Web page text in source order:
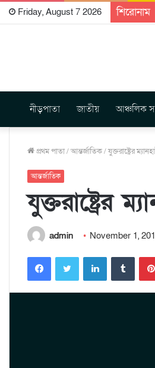
Friday, August 7 2026 শিরোনাম
নীড়পাতা জাতীয় আঞ্চলিক
প্রথম পাতা/আন্তর্জাতিক/যুক্তরাষ্ট্রের
আন্তর্জাতিক
যুক্তরাষ্ট্রের
admin November 1,